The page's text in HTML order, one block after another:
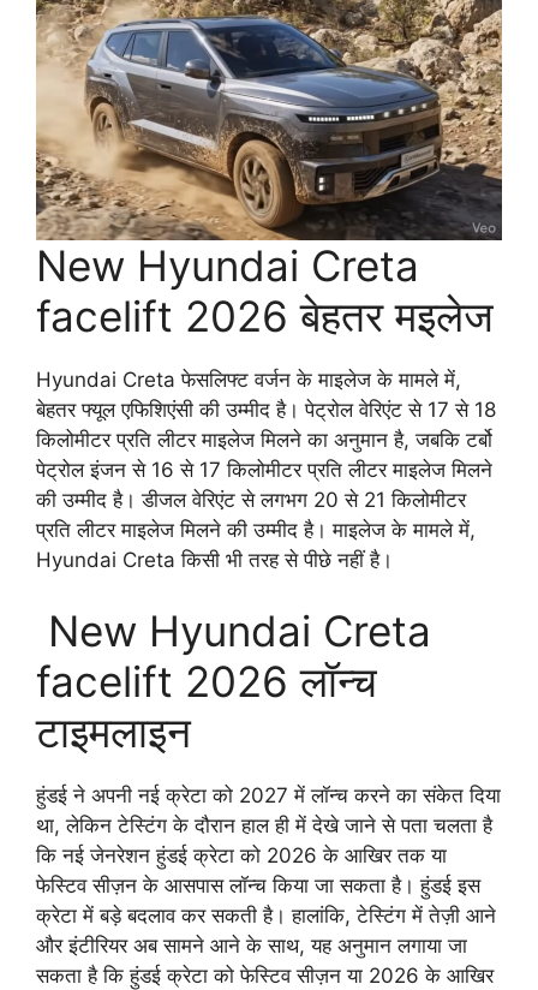
New Hyundai Creta
facelift 2026 बेहतर मइलेज
Hyundai Creta फेसलिफ्ट वर्जन के माइलेज के मामले में,
बेहतर फ्यूल एफिशिएंसी की उम्मीद है। पेट्रोल वेरिएंट से 17 से 18
किलोमीटर प्रति लीटर माइलेज मिलने का अनुमान है, जबकि टर्बो
पेट्रोल इंजन से 16 से 17 किलोमीटर प्रति लीटर माइलेज मिलने
की उम्मीद है। डीजल वेरिएंट से लगभग 20 से 21 किलोमीटर
प्रति लीटर माइलेज मिलने की उम्मीद है। माइलेज के मामले में,
Hyundai Creta किसी भी तरह से पीछे नहीं है।
New Hyundai Creta
facelift 2026 लॉन्च
टाइमलाइन
हुंडई ने अपनी नई क्रेटा को 2027 में लॉन्च करने का संकेत दिया
था, लेकिन टेस्टिंग के दौरान हाल ही में देखे जाने से पता चलता है
कि नई जेनरेशन हुंडई क्रेटा को 2026 के आखिर तक या
फेस्टिव सीज़न के आसपास लॉन्च किया जा सकता है। हुंडई इस
क्रेटा में बड़े बदलाव कर सकती है। हालांकि, टेस्टिंग में तेज़ी आने
और इंटीरियर अब सामने आने के साथ, यह अनुमान लगाया जा
सकता है कि हुंडई क्रेटा को फेस्टिव सीज़न या 2026 के आखिर